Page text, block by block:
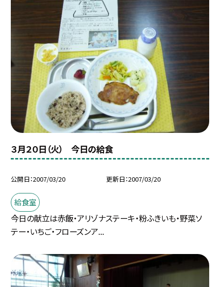
３月２０日（火） 今日の給食
公開日 2007/03/20 更新日 2007/03/20
給食室
今日の献立は赤飯・アリゾナステーキ・粉ふきいも・野菜ソ
テー・いちご・フローズンア...